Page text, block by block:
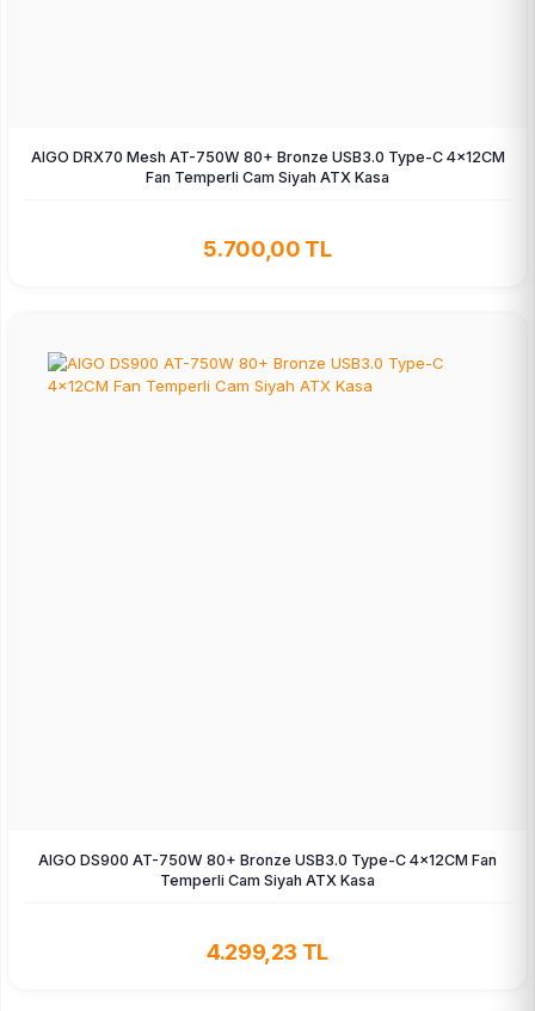
AIGO DRX70 Mesh AT-750W 80+ Bronze USB3.0 Type-C 4×12CM
Fan Temperli Cam Siyah ATX Kasa
5.700,00 TL
AIGO DS900 AT-750W 80+ Bronze USB3.0 Type-C 4×12CM Fan
Temperli Cam Siyah ATX Kasa
4.299,23 TL